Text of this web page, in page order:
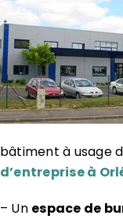
bâtiment à usage
d’entreprise à
– Un espace de